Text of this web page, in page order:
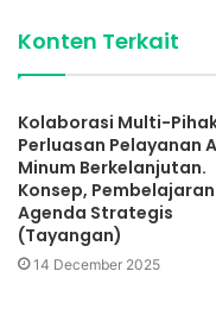
Konten Terkait
Kolaborasi Multi-
Perluasan Pelayanan
Minum Berkelanjutan.
Konsep,
Agenda Strategis
(Tayangan)
14 December 2025